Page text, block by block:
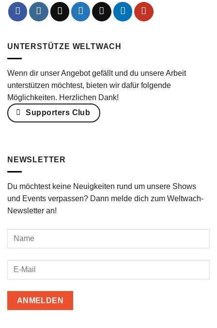
UNTERSTÜTZE WELTWACH
Wenn dir unser Angebot gefällt und du unsere Arbeit
unterstützen möchtest, bieten wir dafür folgende
Möglichkeiten. Herzlichen Dank!
Supporters Club
NEWSLETTER
Du möchtest keine Neuigkeiten rund um unsere Shows
und Events verpassen? Dann melde dich zum Weltwach-
Newsletter an!